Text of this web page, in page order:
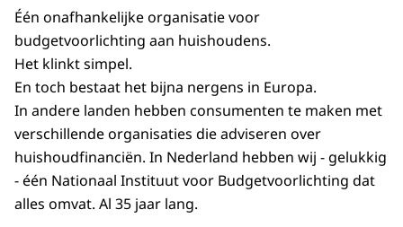
Één onafhankelijke organisatie voor
budgetvoorlichting aan huishoudens.
Het klinkt simpel.
En toch bestaat het bijna nergens in Europa.
In andere landen hebben consumenten te maken met
verschillende organisaties die adviseren over
huishoudfinanciën. In Nederland hebben wij - gelukkig
- één Nationaal Instituut voor Budgetvoorlichting dat
alles omvat. Al 35 jaar lang.